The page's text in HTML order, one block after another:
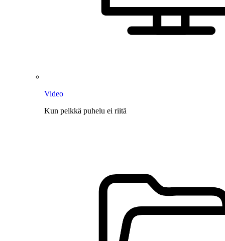
Video
Kun pelkkä puhelu ei riitä